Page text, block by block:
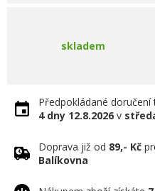
skladem
Předpokládané
4 dny 12.8.2026 v
Doprava již od 89,- Kč
Balíkovna